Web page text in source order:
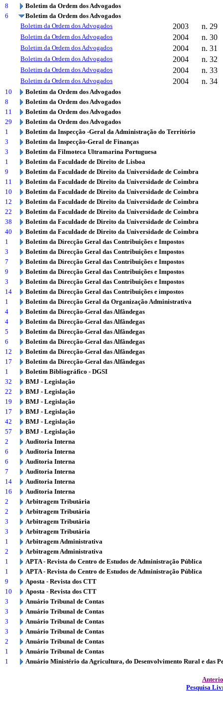
8
Boletim da Ordem dos Advogados
6
Boletim da Ordem dos Advogados
Boletim da Ordem dos Advogados
2003 n. 29
Boletim da Ordem dos Advogados 2004 n. 30
Boletim da Ordem dos Advogados 2004 n. 31
Boletim da Ordem dos Advogados 2004 n. 32
Boletim da Ordem dos Advogados 2004 n. 33
Boletim da Ordem dos Advogados 2004 n. 34
10
Boletim da Ordem dos Advogados
8
Boletim da Ordem dos Advogados
11
Boletim da Ordem dos Advogados
29
Boletim da Ordem dos Advogados
1
Boletim da Inspecção -Geral da Administração do Território
3
Boletim da Inspecção-Geral de Finanças
3
Boletim da Filmoteca Ultramarina Portuguesa
1
Boletim da Faculdade de Direito de Lisboa
9
Boletim da Faculdade de Direito da Universidade de Coimbra
11
Boletim da Faculdade de Direito da Universidade de Coimbra
10
Boletim da Faculdade de Direito da Universidade de Coimbra
12
Boletim da Faculdade de Direito da Universidade de Coimbra
22
Boletim da Faculdade de Direito da Universidade de Coimbra
38
Boletim da Faculdade de Direito da Universidade de Coimbra
40
Boletim da Faculdade de Direito da Universidade de Coimbra
1
Boletim da Direcção Geral das Contribuições e Impostos
3
Boletim da Direcção Geral das Contribuições e Impostos
7
Boletim da Direcção Geral das Contribuições e Impostos
9
Boletim da Direcção Geral das Contribuições e Impostos
3
Boletim da Direcção Geral das Contribuições e Impostos
14
Boletim da Direcção Geral das Contribuições e impostos
1
Boletim da Direcção Geral da Organização Administrativa
4
Boletim da Direcção-Geral das Alfândegas
4
Boletim da Direcção-Geral das Alfândegas
5
Boletim da Direcção-Geral das Alfândegas
6
Boletim da Direcção-Geral das Alfândegas
12
Boletim da Direcção-Geral das Alfândegas
17
Boletim da Direcção-Geral das Alfândegas
1
Boletim Bibliográfico - DGSI
32
BMJ - Legislação
22
BMJ - Legislação
19
BMJ - Legislação
17
BMJ - Legislação
42
BMJ - Legislação
57
BMJ - Legislação
2
Auditoria Interna
6
Auditoria Interna
6
Auditoria Interna
7
Auditoria Interna
14
Auditoria Interna
16
Auditoria Interna
2
Arbitragem Tributária
2
Arbitragem Tributária
3
Arbitragem Tributária
3
Arbitragem Tributária
1
Arbitragem Administrativa
2
Arbitragem Administrativa
1
APTA - Revista do Centro de Estudos de Administração Pública
1
APTA - Revista do Centro de Estudos de Administração Pública
9
Aposta - Revista dos CTT
10
Aposta - Revista dos CTT
3
Anuário Tribunal de Contas
3
Anuário Tribunal de Contas
3
Anuário Tribunal de Contas
3
Anuário Tribunal de Contas
2
Anuário Tribunal de Contas
1
Anuário Tribunal de Contas
1
Anuário Ministério da Agricultura, do Desenvolvimento Rural e das
Pesquisa